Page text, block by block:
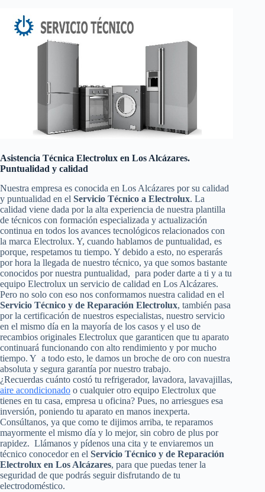
Asistencia Técnica Electrolux en Los Alcázares.
Puntualidad y calidad
Nuestra empresa es conocida en Los Alcázares por su calidad
y puntualidad en el Servicio Técnico a Electrolux. La
calidad viene dada por la alta experiencia de nuestra plantilla
de técnicos con formación especializada y actualización
continua en todos los avances tecnológicos relacionados con
la marca Electrolux. Y, cuando hablamos de puntualidad, es
porque, respetamos tu tiempo. Y debido a esto, no esperarás
por hora la llegada de nuestro técnico, ya que somos bastante
conocidos por nuestra puntualidad, para poder darte a ti y a tu
equipo Electrolux un servicio de calidad en Los Alcázares.
Pero no solo con eso nos conformamos nuestra calidad en el
Servicio Técnico y de Reparación Electrolux, también pasa
por la certificación de nuestros especialistas, nuestro servicio
en el mismo día en la mayoría de los casos y el uso de
recambios originales Electrolux que garanticen que tu aparato
continuará funcionando con alto rendimiento y por mucho
tiempo. Y a todo esto, le damos un broche de oro con nuestra
absoluta y segura garantía por nuestro trabajo.
¿Recuerdas cuánto costó tu refrigerador, lavadora, lavavajillas,
aire acondicionado o cualquier otro equipo Electrolux que
tienes en tu casa, empresa u oficina? Pues, no arriesgues esa
inversión, poniendo tu aparato en manos inexperta.
Consúltanos, ya que como te dijimos arriba, te reparamos
mayormente el mismo día y lo mejor, sin cobro de plus por
rapidez. Llámanos y pídenos una cita y te enviaremos un
técnico conocedor en el Servicio Técnico y de Reparación
Electrolux en Los Alcázares, para que puedas tener la
seguridad de que podrás seguir disfrutando de tu
electrodoméstico.